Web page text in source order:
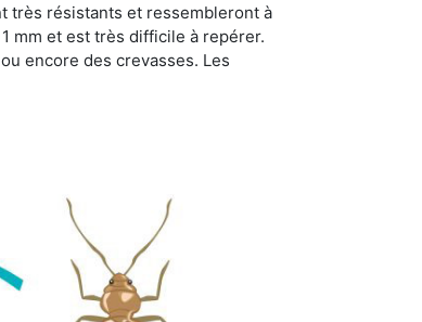
très résistants et ressembleront à
mm et est très difficile à repérer.
encore des crevasses. Les